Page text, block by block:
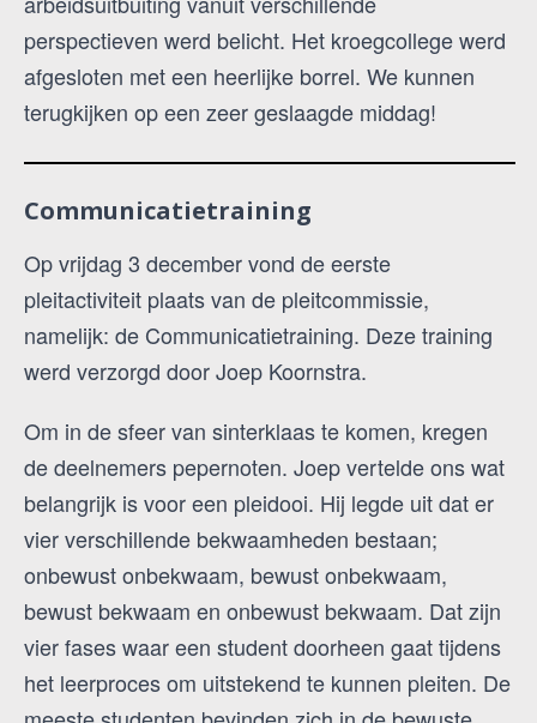
perspectieven werd belicht. Het kroegcollege werd
afgesloten met een heerlijke borrel. We kunnen
terugkijken op een zeer geslaagde middag!
Communicatietraining
Op vrijdag 3 december vond de eerste
pleitactiviteit plaats van de pleitcommissie,
namelijk: de Communicatietraining. Deze training
werd verzorgd door Joep Koornstra.
Om in de sfeer van sinterklaas te komen, kregen
de deelnemers pepernoten. Joep vertelde ons wat
belangrijk is voor een pleidooi. Hij legde uit dat er
vier verschillende bekwaamheden bestaan;
onbewust onbekwaam, bewust onbekwaam,
bewust bekwaam en onbewust bekwaam. Dat zijn
vier fases waar een student doorheen gaat tijdens
het leerproces om uitstekend te kunnen pleiten. De